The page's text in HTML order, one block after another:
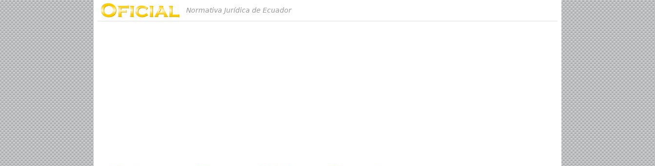
Normativa Jurídica de Ecuador